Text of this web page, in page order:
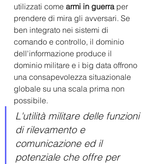
utilizzati come armi in guerra per
prendere di mira gli avversari. Se
ben integrato nei sistemi di
comando e controllo, il dominio
dell'informazione produce il
dominio militare e i big data offrono
una consapevolezza situazionale
globale su una scala prima non
possibile.
L'utilità militare delle funzioni
di rilevamento e
comunicazione ed il
potenziale che offre per